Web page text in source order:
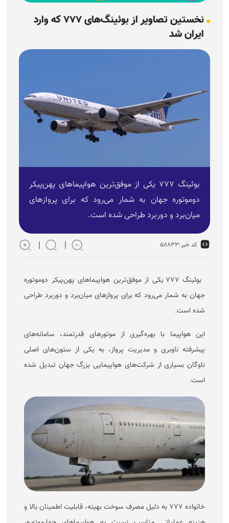
نخستین تصاویر از بوئینگ‌های ۷۷۷ که وارد
ایران شد
بوئینگ ۷۷۷ یکی از موفق‌ترین هواپیما‌های پهن‌پیکر
دوموتوره جهان به شمار می‌رود که برای پرواز‌های
میان‌برد و دوربرد طراحی شده است.
کد خبر:۵۸۸۳۳
بوئینگ ۷۷۷ یکی از موفق‌ترین هواپیما‌های پهن‌پیکر دوموتوره
جهان به شمار می‌رود که برای پرواز‌های میان‌برد و دوربرد طراحی
شده است.
این هواپیما با بهره‌گیری از موتور‌های قدرتمند، سامانه‌های
پیشرفته ناوبری و مدیریت پرواز، به یکی از ستون‌های اصلی
ناوگان بسیاری از شرکت‌های هواپیمایی بزرگ جهان تبدیل شده
است.
خانواده ۷۷۷ به دلیل مصرف سوخت بهینه، قابلیت اطمینان بالا و